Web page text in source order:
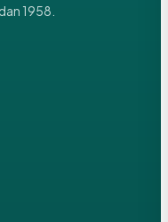
1958.